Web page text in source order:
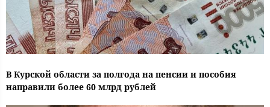
В Курской области за полгода на пенсии и пособия
направили более 60 млрд рублей